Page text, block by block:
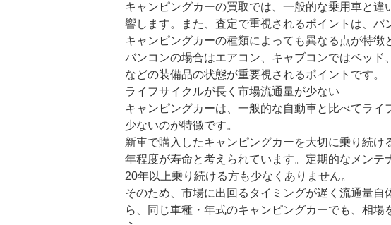
キャンピングカーの買取では、一般的な乗用車と
響します。また、査定で重視されるポイントは、
キャンピングカーの種類によっても異なる点が特徴
バンコンの場合はエアコン、キャブコンではベッド
などの装備品の状態が重要視されるポイントです。
ライフサイクルが長く市場流通量が少ない
キャンピングカーは、一般的な自動車と比べてライ
少ないのが特徴です。
新車で購入したキャンピングカーを大切に乗り続
年程度が寿命と考えられています。定期的なメンテ
20年以上乗り続ける方も少なくありません。
そのため、市場に出回るタイミングが遅く流通量
ら、同じ車種・年式のキャンピングカーでも、相場